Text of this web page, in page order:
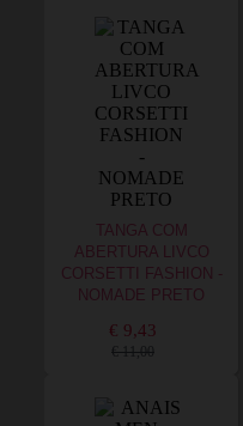
TANGA COM
ABERTURA LIVCO
CORSETTI FASHION -
NOMADE PRETO
€ 9,43
€ 11,00